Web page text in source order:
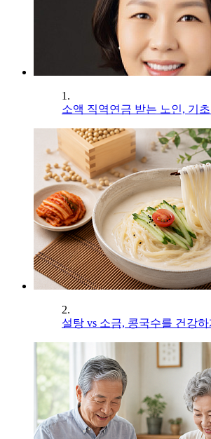
1.
소액 직역연금 받는 노인, 기
2.
설탕 vs 소금, 콩국수를 건강